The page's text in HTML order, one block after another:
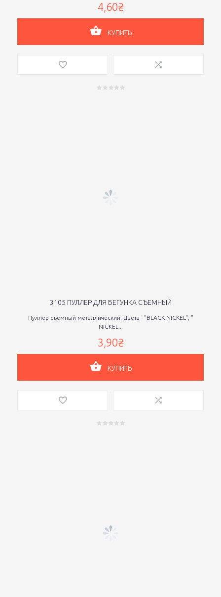
4,60₴
КУПИТЬ
3105 ПУЛЛЕР ДЛЯ БЕГУНКА СЪЕМНЫЙ
Пуллер съемный металлический. Цвета - "BLACK NICKEL", "
NICKEL...
3,90₴
КУПИТЬ